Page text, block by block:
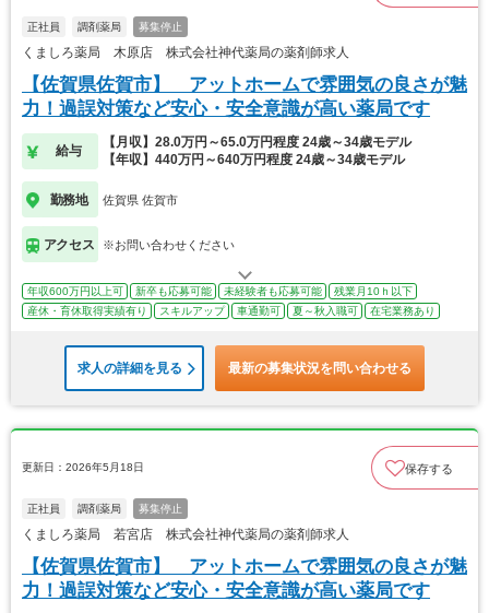
正社員 調剤薬局 募集停止
くましろ薬局 木原店 株式会社神代薬局の薬剤師求人
【佐賀県佐賀市】 アットホームで雰囲気の良さが魅
力！過誤対策など安心・安全意識が高い薬局です
給与
【月収】28.0万円～65.0万円程度 24歳～34歳モデル
【年収】440万円～640万円程度 24歳～34歳モデル
勤務地 佐賀県 佐賀市
アクセス ※お問い合わせください
年収600万円以上可 新卒も応募可能 未経験者も応募可能
残業月10ｈ以下
産休・育休取得実績有り
スキルアップ 車通勤可 夏～秋入職可 在宅業務あり
求人の詳細を見る 最新の募集状況を問い合わせる
更新日：2026年5月18日 保存する
正社員 調剤薬局 募集停止
くましろ薬局 若宮店 株式会社神代薬局の薬剤師求人
【佐賀県佐賀市】 アットホームで雰囲気の良さが魅
力！過誤対策など安心・安全意識が高い薬局です